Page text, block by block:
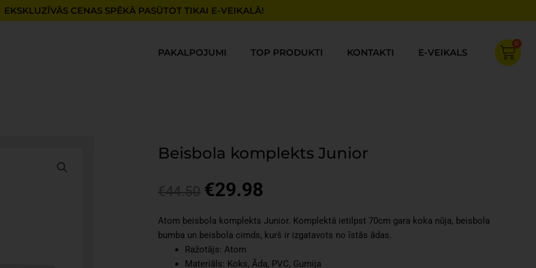
EKSKLUZĪVĀS CENAS SPĒKĀ PASŪTOT TIKAI E-VEIKALĀ!
PAKALPOJUMI TOP PRODUKTI KONTAKTI E-VEIKALS
0
Cart
Beisbola komplekts Junior
€44.50 Original
was:
€44.50.
€29.98
is:
€29.98.
Atom beisbola komplekts Junior. Komplektā ietilpst 70cm gara koka nūja, beisbola
bumba un beisbola cimds, kurš ir izgatavots no īstās ādas.
Ražotājs: Atom
Materiāls: Koks, Āda, PVC, Gumija